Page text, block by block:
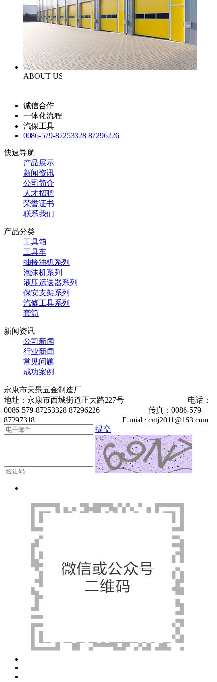
ABOUT US
诚信合作
一体化流程
汽保工具
0086-579-87253328 87296226
快速导航
产品展示
新闻资讯
公司简介
人才招聘
荣誉证书
联系我们
产品分类
工具箱
工具车
抽接油机系列
泡沫机系列
液压运送器系列
保安支架系列
汽修工具系列
套筒
新闻资讯
公司新闻
行业新闻
常见问题
成功案例
永康市天景五金制造厂
地址：永康市西城街道正大路227号 电话：
0086-579-87253328 87296226 传真：0086-579-
87297318 E-mial : cntj2011@163.com
提交